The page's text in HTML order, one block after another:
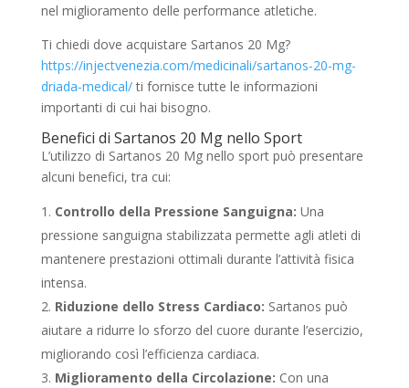
nel miglioramento delle performance atletiche.
Ti chiedi dove acquistare Sartanos 20 Mg?
https://injectvenezia.com/medicinali/sartanos-20-mg-
driada-medical/ti fornisce tutte le informazioni
importanti di cui hai bisogno.
Benefici di Sartanos 20 Mg nello Sport
L’utilizzo di Sartanos 20 Mg nello sport può presentare
alcuni benefici, tra cui:
Controllo della Pressione Sanguigna: Una
pressione sanguigna stabilizzata permette agli atleti di
mantenere prestazioni ottimali durante l’attività fisica
intensa.
Riduzione dello Stress Cardiaco: Sartanos può
aiutare a ridurre lo sforzo del cuore durante l’esercizio,
migliorando così l’efficienza cardiaca.
Miglioramento della Circolazione: Con una